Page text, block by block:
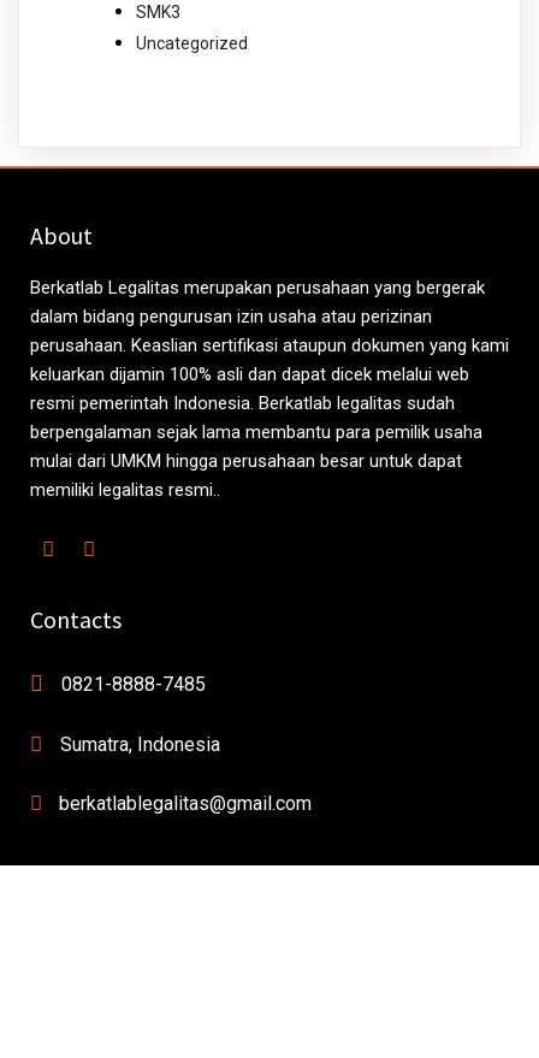
SMK3
Uncategorized
About
Berkatlab Legalitas merupakan perusahaan yang bergerak
dalam bidang pengurusan izin usaha atau perizinan
perusahaan. Keaslian sertifikasi ataupun dokumen yang kami
keluarkan dijamin 100% asli dan dapat dicek melalui web
resmi pemerintah Indonesia. Berkatlab legalitas sudah
berpengalaman sejak lama membantu para pemilik usaha
mulai dari UMKM hingga perusahaan besar untuk dapat
memiliki legalitas resmi..
Contacts
0821-8888-7485
Sumatra, Indonesia
berkatlablegalitas@gmail.com